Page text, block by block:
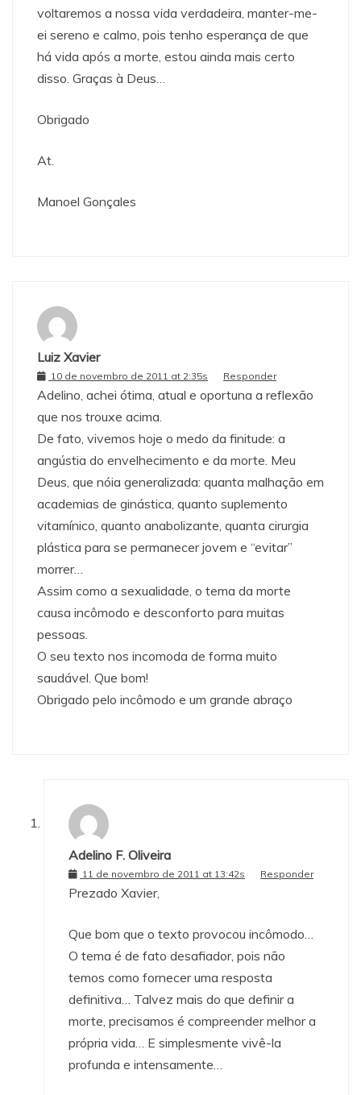
voltaremos a nossa vida verdadeira, manter-me-
ei sereno e calmo, pois tenho esperança de que
há vida após a morte, estou ainda mais certo
disso. Graças à Deus…
Obrigado
At.
Manoel Gonçales
Luiz Xavier
10 de novembro de 2011 at 2:35s Responder
Adelino, achei ótima, atual e oportuna a reflexão
que nos trouxe acima.
De fato, vivemos hoje o medo da finitude: a
angústia do envelhecimento e da morte. Meu
Deus, que nóia generalizada: quanta malhação em
academias de ginástica, quanto suplemento
vitamínico, quanto anabolizante, quanta cirurgia
plástica para se permanecer jovem e “evitar”
morrer…
Assim como a sexualidade, o tema da morte
causa incômodo e desconforto para muitas
pessoas.
O seu texto nos incomoda de forma muito
saudável. Que bom!
Obrigado pelo incômodo e um grande abraço
Adelino F. Oliveira
11 de novembro de 2011 at 13:42s Responder
Prezado Xavier,
Que bom que o texto provocou incômodo…
O tema é de fato desafiador, pois não
temos como fornecer uma resposta
definitiva… Talvez mais do que definir a
morte, precisamos é compreender melhor a
própria vida… E simplesmente vivê-la
profunda e intensamente…